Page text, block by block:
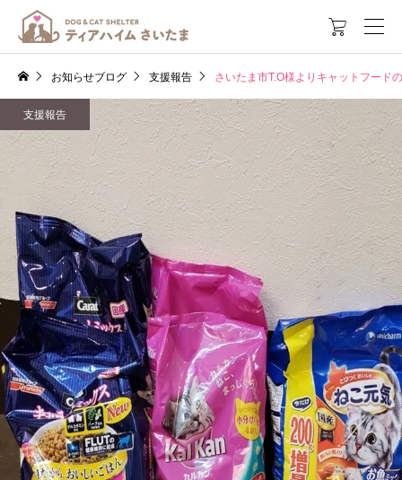

お知らせブログ 支援報告 さいたま市T.O様よりキャットフード
支援報告